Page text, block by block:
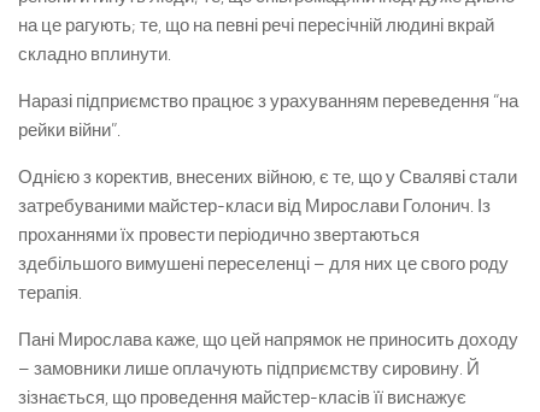
на це рагують; те, що на певні речі пересічній людині вкрай
складно вплинути.
Наразі підприємство працює з урахуванням переведення “на
рейки війни”.
Однією з коректив, внесених війною, є те, що у Сваляві стали
затребуваними майстер-класи від Мирослави Голонич. Із
проханнями їх провести періодично звертаються
здебільшого вимушені переселенці – для них це свого роду
терапія.
Пані Мирослава каже, що цей напрямок не приносить доходу
– замовники лише оплачують підприємству сировину. Й
зізнається, що проведення майстер-класів її виснажує